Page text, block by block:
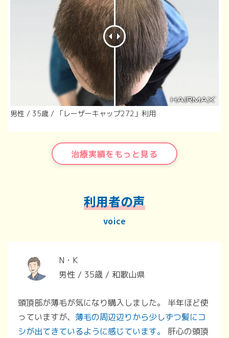
男性 / 35歳 / 「レーザーキャップ272」利用
治療実績をもっと見る
利用者の声
voice
N・K
男性 / 35歳 / 和歌山県
頭頂部が薄毛が気になり購入しました。 半年ほど使
っていますが、 薄毛の周辺辺りから少しずつ髪にコ
シが出てきているように感じています。
肝心の頭頂